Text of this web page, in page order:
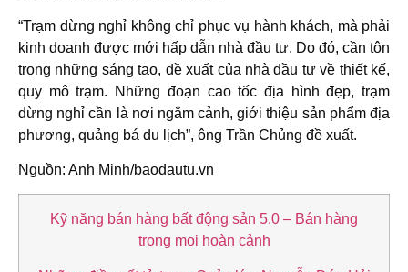
“Trạm dừng nghỉ không chỉ phục vụ hành khách, mà phải
kinh doanh được mới hấp dẫn nhà đầu tư. Do đó, cần tôn
trọng những sáng tạo, đề xuất của nhà đầu tư về thiết kế,
quy mô trạm. Những đoạn cao tốc địa hình đẹp, trạm
dừng nghỉ cần là nơi ngắm cảnh, giới thiệu sản phẩm địa
phương, quảng bá du lịch”, ông Trần Chủng đề xuất.
Nguồn: Anh Minh/baodautu.vn
Kỹ năng bán hàng bất động sản 5.0 – Bán hàng
trong mọi hoàn cảnh